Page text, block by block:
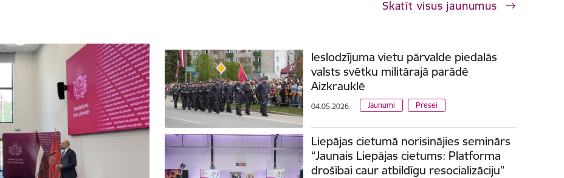
Skatīt visus jaunumus
Ieslodzījuma vietu pārvalde piedalās
valsts svētku militārajā parādē
Aizkrauklē
04.05.2026. Jaunumi Presei
Liepājas cietumā norisinājies seminārs
“Jaunais Liepājas cietums: Platforma
drošībai caur atbildīgu resocializāciju”